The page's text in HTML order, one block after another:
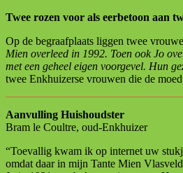
Twee rozen voor als eerbetoon aan
Op de begraafplaats liggen twee
Mien overleed in 1992. Toen ook Jo
met een geheel eigen voorgevel. Hun
twee Enkhuizerse vrouwen die de
Aanvulling Huishoudster
Bram le Coultre, oud-Enkhuizer
“Toevallig kwam ik op internet uw
omdat daar in mijn Tante Mien